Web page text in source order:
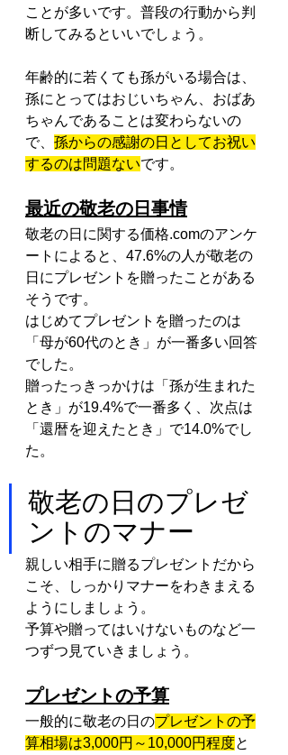
ことが多いです。普段の行動から判
断してみるといいでしょう。
年齢的に若くても孫がいる場合は、
孫にとってはおじいちゃん、おばあ
ちゃんであることは変わらないの
で、 孫からの感謝の日としてお祝い
するのは問題ないです。
最近の敬老の日事情
敬老の日に関する価格.comのアンケ
ートによると、47.6%の人が敬老の
日にプレゼントを贈ったことがある
そうです。
はじめてプレゼントを贈ったのは
「母が60代のとき」が一番多い回答
でした。
贈ったっきっかけは「孫が生まれた
とき」が19.4%で一番多く、次点は
「還暦を迎えたとき」で14.0%でし
た。
敬老の日のプレゼ
ントのマナー
親しい相手に贈るプレゼントだから
こそ、しっかりマナーをわきまえる
ようにしましょう。
予算や贈ってはいけないものなど一
つずつ見ていきましょう。
プレゼントの予算
一般的に敬老の日のプレゼントの予
算相場は3,000円～10,000円程度と